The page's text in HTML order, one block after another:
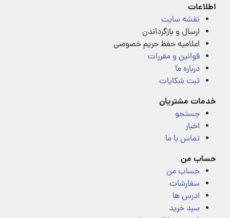
اطلاعات
نقشه سایت
ارسال و بازگرداندن
اعلامیه حفظ حریم خصوصی
قوانین و مقررات
درباره ما
ثبت شکایات
خدمات مشتریان
جستجو
اخبار
تماس با ما
حساب من
حساب من
سفارشات
ادرس ها
سبد خرید